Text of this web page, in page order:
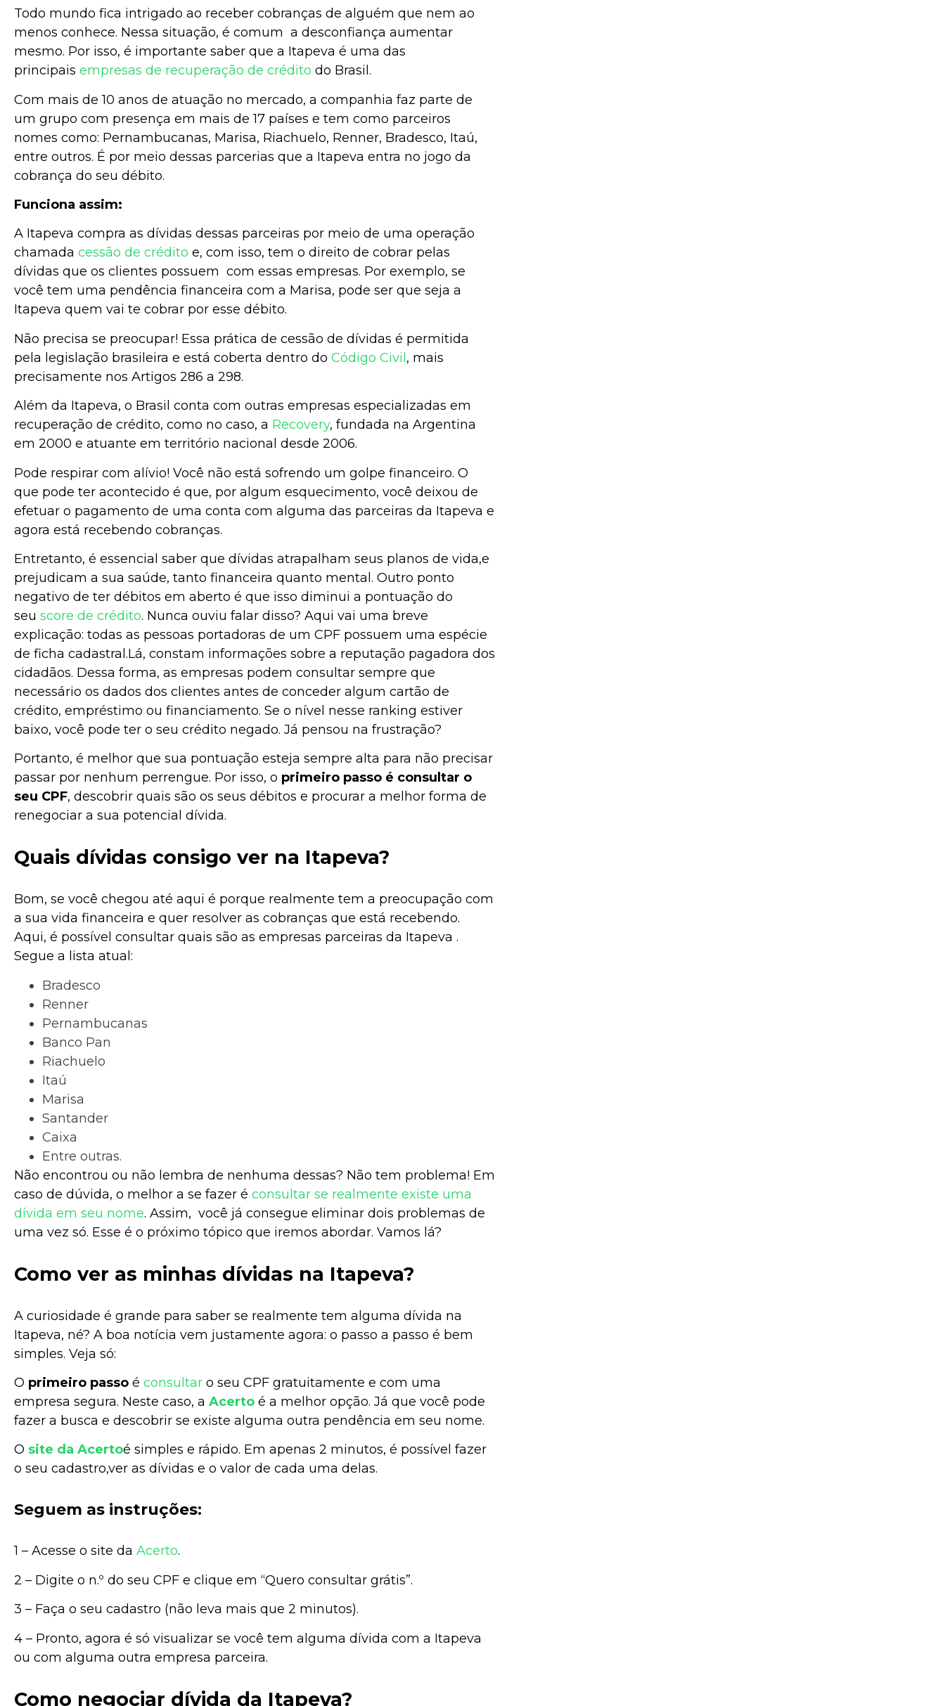
Todo mundo fica intrigado ao receber cobranças de alguém que nem ao
menos conhece. Nessa situação, é comum a desconfiança aumentar
mesmo. Por isso, é importante saber que a Itapeva é uma das
principais empresas de recuperação de crédito do Brasil.
Com mais de 10 anos de atuação no mercado, a companhia faz parte de
um grupo com presença em mais de 17 países e tem como parceiros
nomes como: Pernambucanas, Marisa, Riachuelo, Renner, Bradesco, Itaú,
entre outros. É por meio dessas parcerias que a Itapeva entra no jogo da
cobrança do seu débito.
Funciona assim:
A Itapeva compra as dívidas dessas parceiras por meio de uma operação
chamada cessão de crédito e, com isso, tem o direito de cobrar pelas
dívidas que os clientes possuem com essas empresas. Por exemplo, se
você tem uma pendência financeira com a Marisa, pode ser que seja a
Itapeva quem vai te cobrar por esse débito.
Não precisa se preocupar! Essa prática de cessão de dívidas é permitida
pela legislação brasileira e está coberta dentro do Código Civil , mais
precisamente nos Artigos 286 a 298.
Além da Itapeva, o Brasil conta com outras empresas especializadas em
recuperação de crédito, como no caso, a Recovery, fundada na Argentina
em 2000 e atuante em território nacional desde 2006.
Pode respirar com alívio! Você não está sofrendo um golpe financeiro. O
que pode ter acontecido é que, por algum esquecimento, você deixou de
efetuar o pagamento de uma conta com alguma das parceiras da Itapeva e
agora está recebendo cobranças.
Entretanto, é essencial saber que dívidas atrapalham seus planos de vida,e
prejudicam a sua saúde, tanto financeira quanto mental. Outro ponto
negativo de ter débitos em aberto é que isso diminui a pontuação do
seu score de crédito. Nunca ouviu falar disso? Aqui vai uma breve
explicação: todas as pessoas portadoras de um CPF possuem uma espécie
de ficha cadastral.Lá, constam informações sobre a reputação pagadora dos
cidadãos. Dessa forma, as empresas podem consultar sempre que
necessário os dados dos clientes antes de conceder algum cartão de
crédito, empréstimo ou financiamento. Se o nível nesse ranking estiver
baixo, você pode ter o seu crédito negado. Já pensou na frustração?
Portanto, é melhor que sua pontuação esteja sempre alta para não precisar
passar por nenhum perrengue. Por isso, o primeiro passo é consultar o
seu CPF, descobrir quais são os seus débitos e procurar a melhor forma de
renegociar a sua potencial dívida.
Quais dívidas consigo ver na Itapeva?
Bom, se você chegou até aqui é porque realmente tem a preocupação com
a sua vida financeira e quer resolver as cobranças que está recebendo.
Aqui, é possível consultar quais são as empresas parceiras da Itapeva .
Segue a lista atual:
Bradesco
Renner
Pernambucanas
Banco Pan
Riachuelo
Itaú
Marisa
Santander
Caixa
Entre outras.
Não encontrou ou não lembra de nenhuma dessas? Não tem problema! Em
caso de dúvida, o melhor a se fazer é consultar se realmente existe uma
dívida em seu nome. Assim, você já consegue eliminar dois problemas de
uma vez só. Esse é o próximo tópico que iremos abordar. Vamos lá?
Como ver as minhas dívidas na Itapeva?
A curiosidade é grande para saber se realmente tem alguma dívida na
Itapeva, né? A boa notícia vem justamente agora: o passo a passo é bem
simples. Veja só:
O primeiro passo é consultar o seu CPF gratuitamente e com uma
empresa segura. Neste caso, a Acerto é a melhor opção. Já que você pode
fazer a busca e descobrir se existe alguma outra pendência em seu nome.
O site da Acertoé simples e rápido. Em apenas 2 minutos, é possível fazer
o seu cadastro,ver as dívidas e o valor de cada uma delas.
Seguem as instruções:
1 – Acesse o site da Acerto.
2 – Digite o n.º do seu CPF e clique em “Quero consultar grátis”.
3 – Faça o seu cadastro (não leva mais que 2 minutos).
4 – Pronto, agora é só visualizar se você tem alguma dívida com a Itapeva
ou com alguma outra empresa parceira.
Como negociar dívida da Itapeva?